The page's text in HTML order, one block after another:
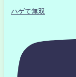
ハゲて無双